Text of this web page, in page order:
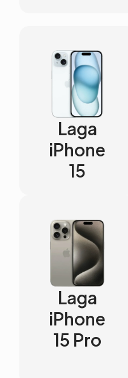
Laga
iPhone
15
Laga
iPhone
15 Pro